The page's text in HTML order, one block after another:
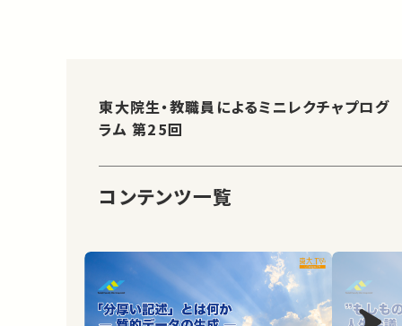
東大院生・教職員によるミニレクチャプログ
ラム 第25回
コンテンツ一覧